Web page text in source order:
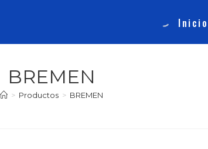
Inicio
BREMEN
> Productos > BREMEN